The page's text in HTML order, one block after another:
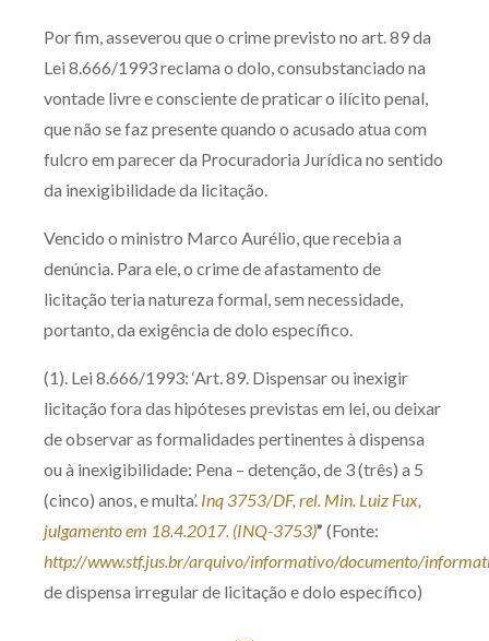
Por fim, asseverou que o crime previsto no art. 89 da
Lei 8.666/1993 reclama o dolo, consubstanciado na
vontade livre e consciente de praticar o ilícito penal,
que não se faz presente quando o acusado atua com
fulcro em parecer da Procuradoria Jurídica no sentido
da inexigibilidade da licitação.
Vencido o ministro Marco Aurélio, que recebia a
denúncia. Para ele, o crime de afastamento de
licitação teria natureza formal, sem necessidade,
portanto, da exigência de dolo específico.
(1). Lei 8.666/1993: ‘Art. 89. Dispensar ou inexigir
licitação fora das hipóteses previstas em lei, ou deixar
de observar as formalidades pertinentes à dispensa
ou à inexigibilidade: Pena – detenção, de 3 (três) a 5
(cinco) anos, e multa’. Inq 3753/DF, rel. Min. Luiz Fux,
julgamento em 18.4.2017. (INQ-3753)” (Fonte:
http://www.stf.jus.br/arquivo/informativo/documento/
de dispensa irregular de licitação e dolo específico)